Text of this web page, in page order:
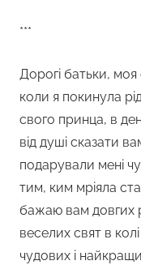
***
Дорогі батьки,
коли я покинула
свого принца, в
від душі сказати
подарували мені
тим, ким мріяла
бажаю вам довгих
веселих свят в колі
чудових і